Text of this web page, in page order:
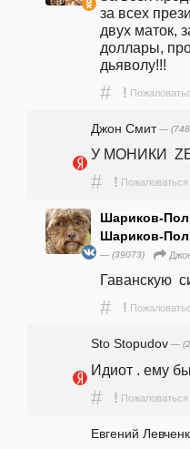
за всех
двух маток,
доллары,
дьяволу!!!
# !
Джон Смит—
У МОНИКИ
# ! Пожаловаться
Шариков-
Шариков-
— (39073)
Гаванскую
# !
Sto Stopudov —
Идиот . ему
# ! Пожаловаться
Евгений